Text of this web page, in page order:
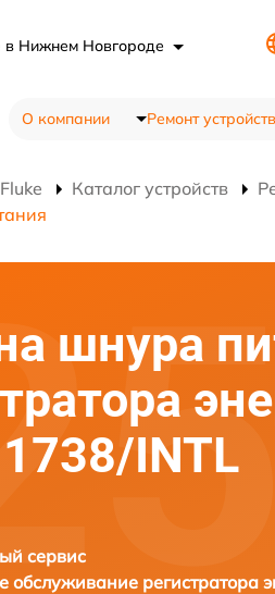
в Нижнем Новгороде
О компании Ремонт устройств
Каталог устройств
шнура
INTL
сервис
обслуживание регистратора